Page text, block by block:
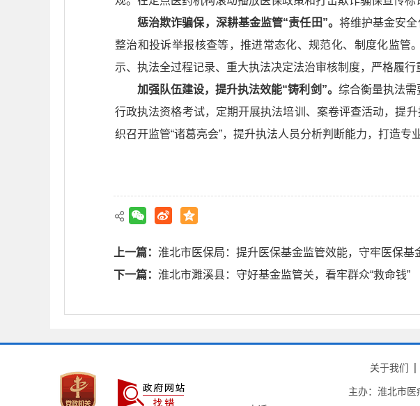
惩治欺诈骗保，深耕基金监管“责任田”。 将维护基金安
整治和投诉举报核查等，推进常态化、规范化、制度化监
示、执法全过程记录、重大执法决定法治审核制度，严格履
加强队伍建设，提升执法效能“铸利剑”。 综合衡量执法需
行政执法资格考试，定期开展执法培训、案卷评查活动，提
织召开监管“诸葛亮会”，提升执法人员分析判断能力，打造专
上一篇： 淮北市医保局：提升医保基金监管效能，守牢医保基
下一篇： 淮北市濉溪县：守好基金监管关，看牢群众“救命钱”
关于我们
主办：淮北市医